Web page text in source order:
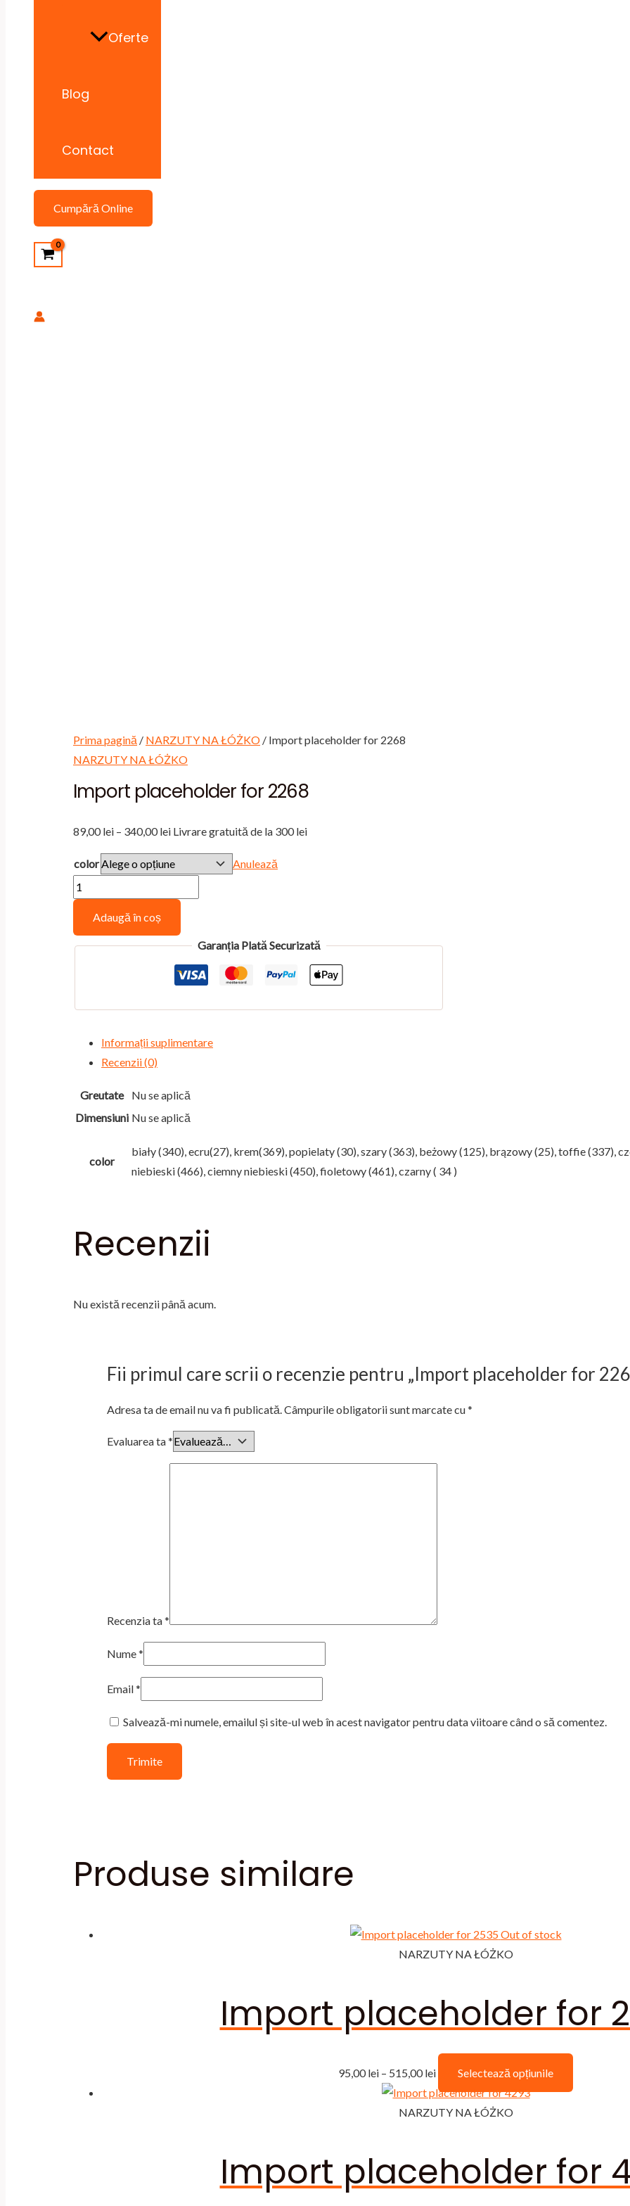
Oferte
Blog
Contact
Cumpără Online
Prima pagină / NARZUTY NA ŁÓŻKO / Import placeholder for 2268
NARZUTY NA ŁÓŻKO
Import placeholder for 2268
89,00lei – 340,00leiInterval
de
prețuri:
340,00 lei
Livrare gratuită de la 300 lei
color
Anulează
Cantitate
Import
placeholder
for
Adaugă în coș
Garanția Plată Securizată
Informații suplimentare
Recenzii (0)
Greutate
Nu se aplică
Dimensiuni Nu se aplică
color
biały (340), ecru(27), krem(369), popielaty (30), szary (363), beżowy (125), brązowy (25), toffie (337),
niebieski (466), ciemny niebieski (450), fioletowy (461), czarny ( 34 )
Recenzii
Nu există recenzii până acum.
Fii primul care scrii o recenzie pentru „Import placeholder for
Adresa ta de email nu va fi publicată.Câmpurile obligatorii sunt marcate cu*
Evaluarea ta*
Recenzia ta*
Nume*
Email*
Salvează-mi numele, emailul și site-ul web în acest navigator pentru data viitoare când o să comentez.
Produse similare
Out of stock
NARZUTY NA ŁÓŻKO
Import placeholder for
95,00lei – 515,00leiInterval
de
prețuri:
la
515,00 lei
Selectează opțiunile
produs
variații.
Opțiunile
NARZUTY NA ŁÓŻKO
Import placeholder for